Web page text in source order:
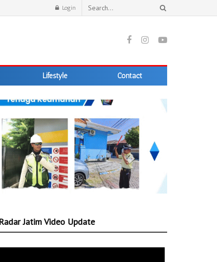
Login
Lifestyle Contact
Radar Jatim Video Update